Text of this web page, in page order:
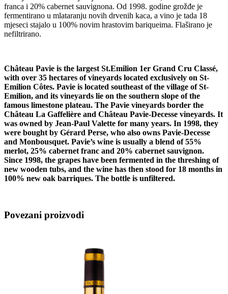
franca i 20% cabernet sauvignona. Od 1998. godine grožđe je
fermentirano u mlataranju novih drvenih kaca, a vino je tada 18
mjeseci stajalo u 100% novim hrastovim bariqueima. Flaširano je
nefiltrirano.
Château Pavie is the largest St.Emilion 1er Grand Cru Classé,
with over 35 hectares of vineyards located exclusively on St-
Emilion Côtes. Pavie is located southeast of the village of St-
Emilion, and its vineyards lie on the southern slope of the
famous limestone plateau. The Pavie vineyards border the
Château La Gaffelière and Château Pavie-Decesse vineyards. It
was owned by Jean-Paul Valette for many years. In 1998, they
were bought by Gérard Perse, who also owns Pavie-Decesse
and Monbousquet. Pavie’s wine is usually a blend of 55%
merlot, 25% cabernet franc and 20% cabernet sauvignon.
Since 1998, the grapes have been fermented in the threshing of
new wooden tubs, and the wine has then stood for 18 months in
100% new oak barriques. The bottle is unfiltered.
Povezani proizvodi